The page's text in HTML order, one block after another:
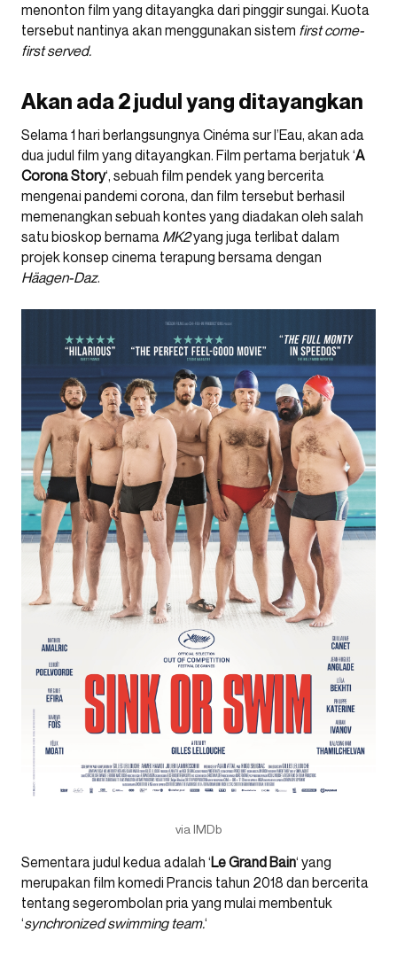
menonton film yang ditayangka dari pinggir sungai. Kuota
tersebut nantinya akan menggunakan sistem first come-
first served.
Akan ada 2 judul yang ditayangkan
Selama 1 hari berlangsungnya Cinéma sur l’Eau, akan ada
dua judul film yang ditayangkan. Film pertama berjatuk ‘A
Corona Story‘, sebuah film pendek yang bercerita
mengenai pandemi corona, dan film tersebut berhasil
memenangkan sebuah kontes yang diadakan oleh salah
satu bioskop bernama MK2yang juga terlibat dalam
projek konsep cinema terapung bersama dengan
Häagen-Daz.
via IMDb
Sementara judul kedua adalah ‘Le Grand Bain‘ yang
merupakan film komedi Prancis tahun 2018 dan bercerita
tentang segerombolan pria yang mulai membentuk
‘synchronized swimming team.‘